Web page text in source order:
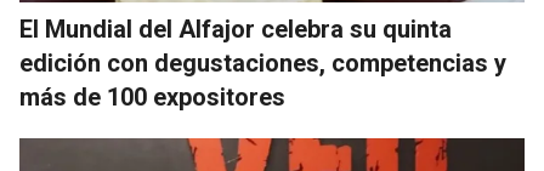
El Mundial del Alfajor celebra su quinta
edición con degustaciones, competencias y
más de 100 expositores